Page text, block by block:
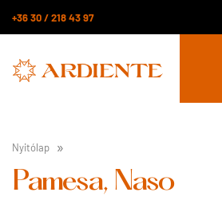
+36 30 / 218 43 97
Nyitólap
Pamesa, Naso